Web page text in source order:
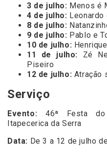
3 de julho: Menos é
4 de julho:
8 de julho:
9 de julho: Pablo e
10 de julho:
11 de julho: Zé
Piseiro
12 de julho: Atração
Serviço
Evento: 46ª Festa
Itapecerica da Serra
Data: De 3 a 12 de julho